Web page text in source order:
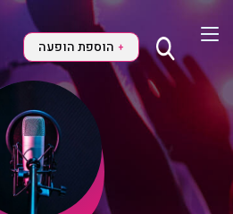
+ הוספת הופעה